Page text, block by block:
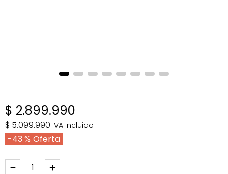
$ 2.899.990
$5.099.990 IVA incluido
43 %
＋
－